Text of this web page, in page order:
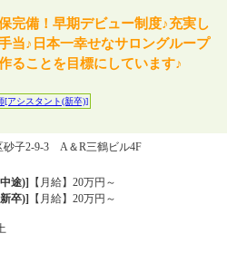
完備！早期デビュー制度♪充実し
当♪日本一幸せなサロングループ
ることを目標にしています♪
[アシスタント(新卒)]
砂子2-9-3 A＆R三鶴ビル4F
途)]
【月給】20万円～
卒)]
【月給】20万円～